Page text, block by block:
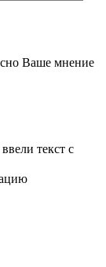
Ваше мнение
текст с